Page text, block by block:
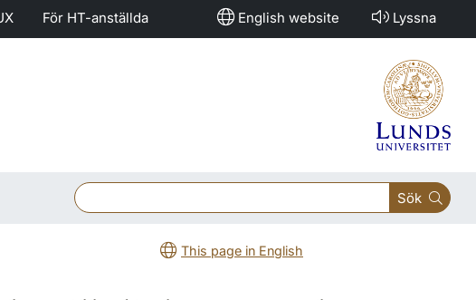
För HT-anställda English website Lyssna
Sök
This page in English